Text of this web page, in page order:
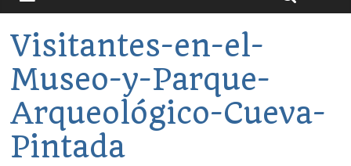
Visitantes-en-el-
Museo-y-Parque-
Arqueológico-Cueva-
Pintada